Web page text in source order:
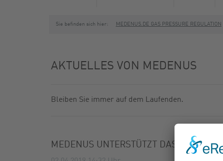
AKTUELLES GASDRUCKREGLER
SICHERHEITSABBLASEVENTILESCHULUNGEN
KATALOG
Sie befinden sich hier: MEDENUS.DE GAS PRESSURE REGULATION
AKTUELLES VON MEDENUS
Bleiben Sie immer auf dem Laufenden.
MEDENUS UNTERSTÜTZT DAS PROJEKT